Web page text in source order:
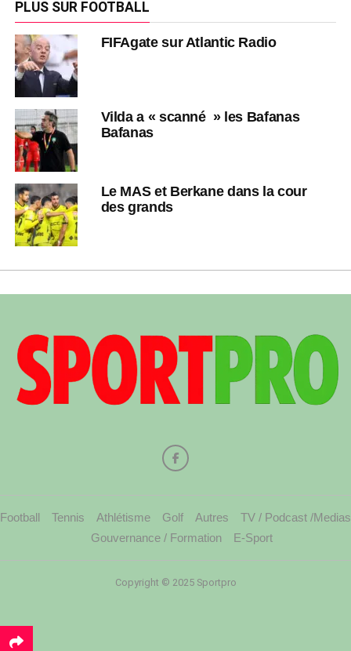
PLUS SUR FOOTBALL
FIFAgate sur Atlantic Radio
Vilda a « scanné » les Bafanas
Bafanas
Le MAS et Berkane dans la cour
des grands
Football Tennis Athlétisme Golf Autres
TV / Podcast /Medias
Gouvernance / Formation
E-Sport
Copyright © 2025 Sportpro